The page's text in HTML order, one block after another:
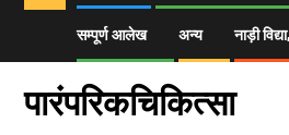
सम्पूर्ण आलेख अन्य नाड़ी
सम्पूर्ण आलेख पारंपरिकचिकित्सा
पारंपरिकचिकित्सा